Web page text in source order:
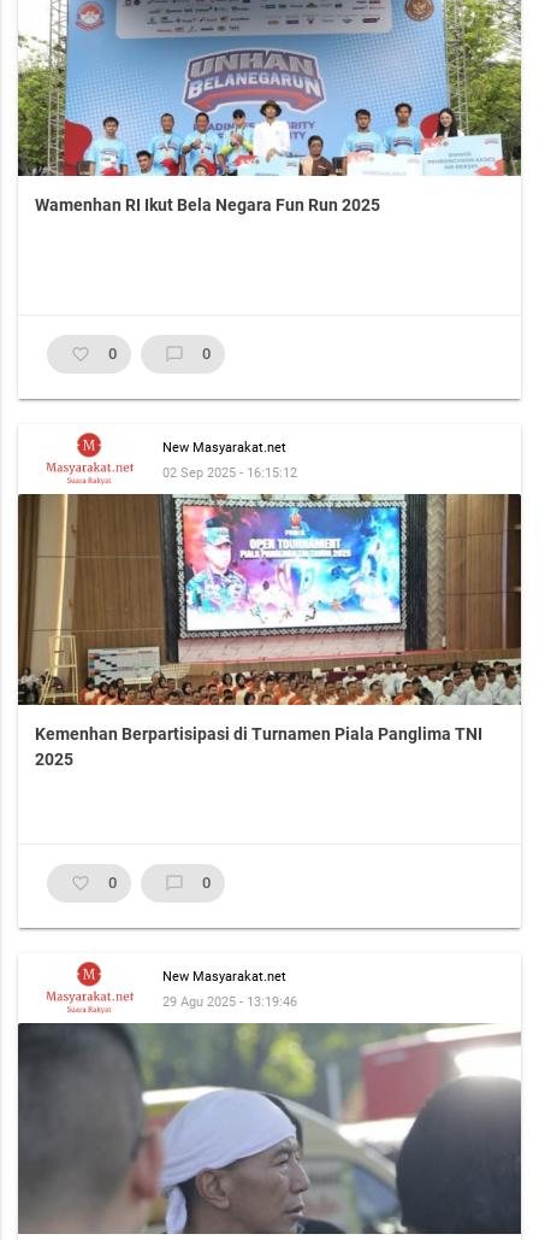
Wamenhan RI Ikut Bela Negara Fun Run 2025
favorite_border 0 chat_bubble_outline 0
New Masyarakat.net
02 Sep 2025 - 16:15:12
Kemenhan Berpartisipasi di Turnamen Piala Panglima TNI
2025
favorite_border 0 chat_bubble_outline 0
New Masyarakat.net
29 Agu 2025 - 13:19:46